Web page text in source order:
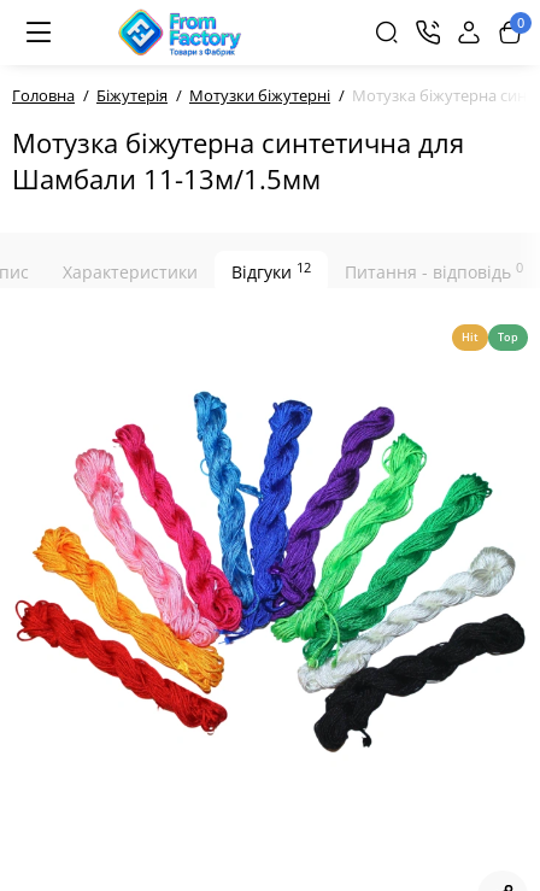
0
Головна Біжутерія Мотузки біжутерні Мотузка біжутерна
Мотузка біжутерна синтетична для
Шамбали 11-13м/1.5мм
Характеристики Відгуки 12 Питання - відповідь 0
Hit Top